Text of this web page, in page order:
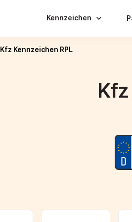
Kennzeichen
Kfz Kennzeichen RPL